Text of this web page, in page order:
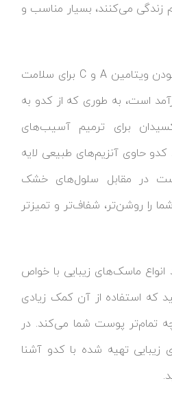
زندگی می‌کنند، بسیار مناسب و
کدو حلوایی به دلیل دارا بودن ویتامین A و C برای سلامت
است، به طوری که از کدو به
برای ترمیم آسیب‌های
حاوی آنزیم‌های طبیعی لایه
در مقابل سلول‌های خشک
را روشن‌تر، شفاف‌تر و تمیزتر
انواع ماسک‌های زیبایی با خواص
که استفاده از آن کمک زیادی
تمام‌تر پوست شما می‌کند. در
زیبایی تهیه شده با کدو آشنا